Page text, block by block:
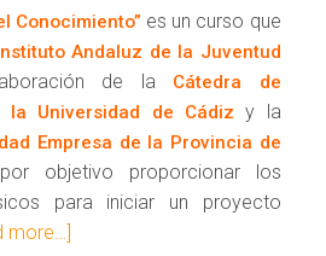
Conocimiento” es un curso que
Andaluz de la Juventud
de la Cátedra de
la Universidad de Cádiz y la
Empresa de la Provincia de
objetivo proporcionar los
para iniciar un proyecto
more…]